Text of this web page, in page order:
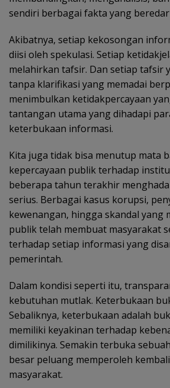
sendiri berbagai fakta yang
Akibatnya, setiap kekosongan
diisi oleh spekulasi. Setiap
melahirkan tafsir. Dan setiap tafsir
tanpa klarifikasi yang memadai
menimbulkan ketidakpercayaan
tantangan utama yang dihadapi
keterbukaan informasi.
Kita juga tidak bisa menutup mata
kepercayaan publik terhadap
beberapa tahun terakhir
serius. Berbagai kasus korupsi,
kewenangan, hingga skandal yang
publik telah membuat masyarakat
terhadap setiap informasi yang
pemerintah.
Dalam kondisi seperti itu,
kebutuhan mutlak. Keterbukaan
Sebaliknya, keterbukaan adalah
memiliki keyakinan terhadap
dimilikinya. Semakin terbuka
besar peluang memperoleh
masyarakat.